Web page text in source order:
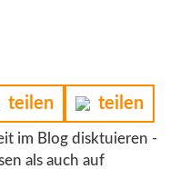
teilen teilen
im Blog disktuieren -
als auch auf